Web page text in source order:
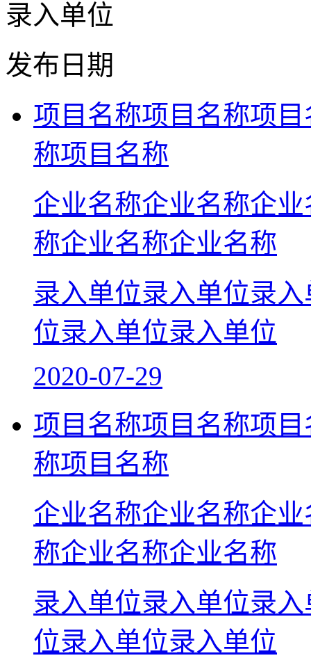
录入单位
发布日期
项目名称项目名称项
称项目名称
企业名称企业名称企
称企业名称企业名称
录入单位录入单位录
位录入单位录入单位
2020-07-29
项目名称项目名称项
称项目名称
企业名称企业名称企
称企业名称企业名称
录入单位录入单位录
位录入单位录入单位